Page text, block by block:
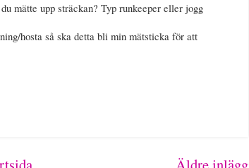
mätte upp sträckan? Typ runkeeper eller jogg
hosta så ska detta bli min mätsticka för att